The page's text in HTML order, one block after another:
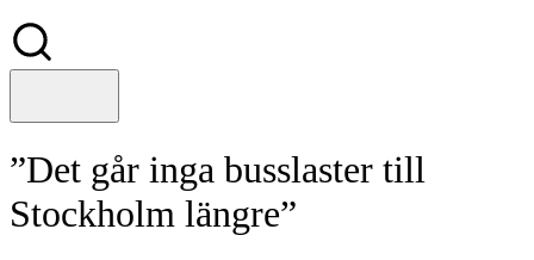
”Det går inga busslaster till
Stockholm längre”